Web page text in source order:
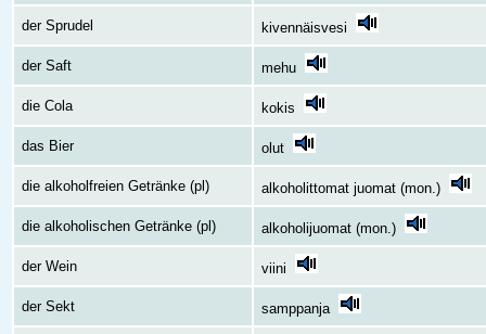
der Sprudel kivennäisvesi
der Saft mehu
die Cola kokis
das Bier olut
die alkoholfreien Getränke (pl) alkoholittomat juomat (mon.)
die alkoholischen Getränke (pl) alkoholijuomat (mon.)
der Wein viini
der Sekt samppanja